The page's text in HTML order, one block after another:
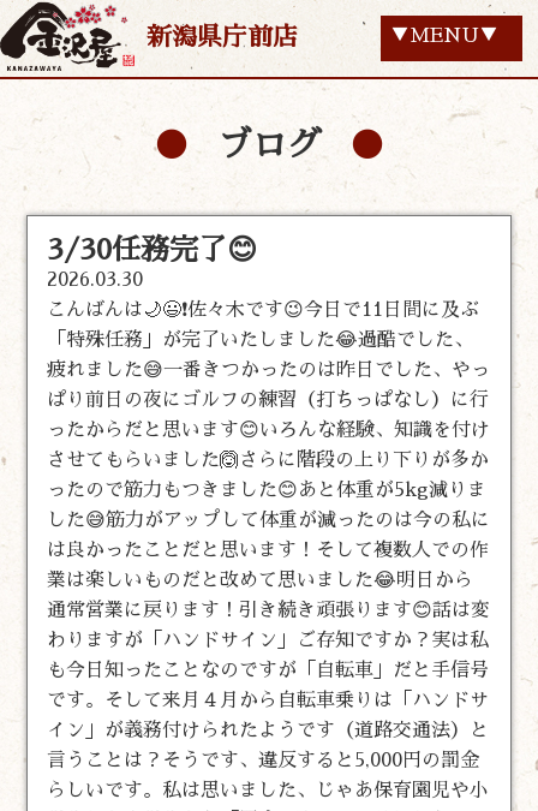
新潟県庁前店 ▼MENU▼
ブログ
3/30任務完了😊
2026.03.30
こんばんは🌙😃❗佐々木です😉今日で11日間に及ぶ
「特殊任務」が完了いたしました😂過酷でした、
疲れました😅一番きつかったのは昨日でした、やっ
ぱり前日の夜にゴルフの練習（打ちっぱなし）に行
ったからだと思います😊いろんな経験、知識を付け
させてもらいました🙆さらに階段の上り下りが多か
ったので筋力もつきました😊あと体重が5kg減りま
した😅筋力がアップして体重が減ったのは今の私に
は良かったことだと思います！そして複数人での作
業は楽しいものだと改めて思いました😂明日から
通常営業に戻ります！引き続き頑張ります😊話は変
わりますが「ハンドサイン」ご存知ですか？実は私
も今日知ったことなのですが「自転車」だと手信号
です。そして来月４月から自転車乗りは「ハンドサ
イン」が義務付けられたようです（道路交通法）と
言うことは？そうです、違反すると5,000円の罰金
らしいです。私は思いました、じゃあ保育園児や小